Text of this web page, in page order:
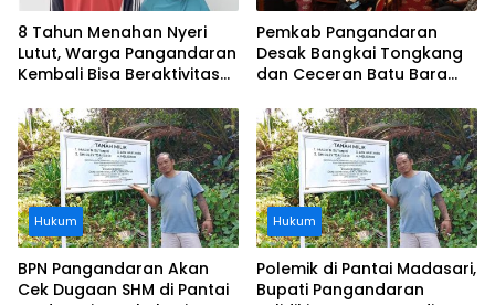
8 Tahun Menahan Nyeri
Lutut, Warga Pangandaran
Kembali Bisa Beraktivitas
Ditanggung BPJS
Pemkab Pangandaran
Desak Bangkai Tongkang
dan Ceceran Batu Bara
Buruknya Koordinasi
Perusahaan
Hukum
BPN Pangandaran Akan
Cek Dugaan SHM di Pantai
Hukum
Polemik di Pantai Madasari,
Bupati Pangandaran